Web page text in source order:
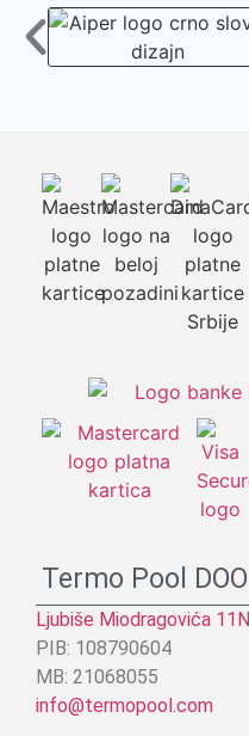
Termo Pool DOO
Ljubiše Miodragovića 11N
PIB: 108790604
MB: 21068055
info@termopool.com